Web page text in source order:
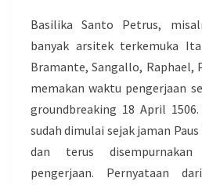
Basilika Santo Petrus,
banyak arsitek terkemuka
Bramante, Sangallo, Raphael,
memakan waktu pengerjaan
groundbreaking 18 April
sudah dimulai sejak jaman
dan terus disempurnakan
pengerjaan. Pernyataan